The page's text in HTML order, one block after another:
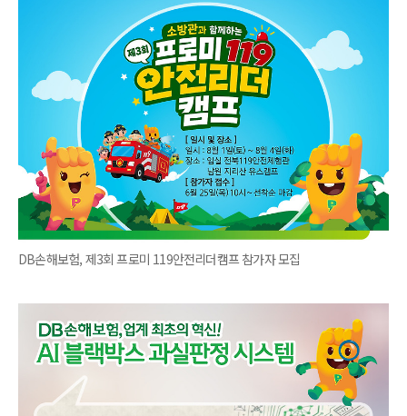
DB손해보험, 제3회 프로미 119안전리더캠프 참가자 모집